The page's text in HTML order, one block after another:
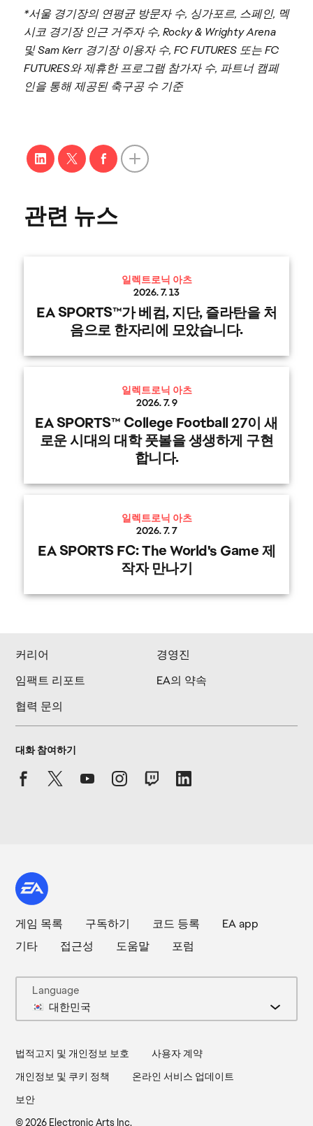
*서울 경기장의 연평균 방문자 수, 싱가포르, 스페인, 멕
시코 경기장 인근 거주자 수, Rocky & Wrighty Arena
및 Sam Kerr 경기장 이용자 수, FC FUTURES 또는 FC
FUTURES와 제휴한 프로그램 참가자 수, 파트너 캠페
인을 통해 제공된 축구공 수 기준